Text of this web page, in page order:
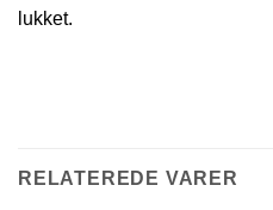
lukket.
RELATEREDE VARER